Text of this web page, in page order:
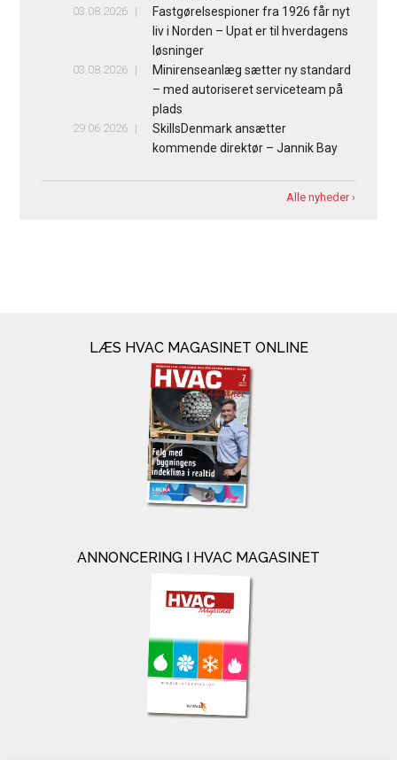
03.08.2026
Fastgørelsespioner fra 1926 får nyt
liv i Norden – Upat er til hverdagens
løsninger
03.08.2026
Minirenseanlæg sætter ny standard
– med autoriseret serviceteam på
plads
29.06.2026
SkillsDenmark ansætter
kommende direktør – Jannik Bay
Alle nyheder ›
LÆS HVAC MAGASINET ONLINE
ANNONCERING I HVAC MAGASINET